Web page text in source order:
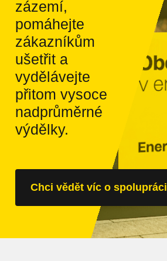
zázemí,
pomáhejte
zákazníkům
ušetřit a
vydělávejte
přitom vysoce
nadprůměrné
výdělky.
Chci vědět víc o spolupráci